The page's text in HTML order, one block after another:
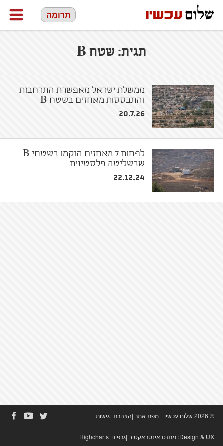
תרומה
תגית: שטח B
ממשלת ישראל מאפשרת התרחבות
והתבססות מאחזים בשטח B
20.7.26
לפחות 7 מאחזים הוקמו בשטחי B
שבשליטה פלסטינית
22.12.24
© 2026 שלום עכשיו | מפת אתר|הצהרת נגישות
Design & UX: מתנס אינטראקטיב|גרפים: Highcharts